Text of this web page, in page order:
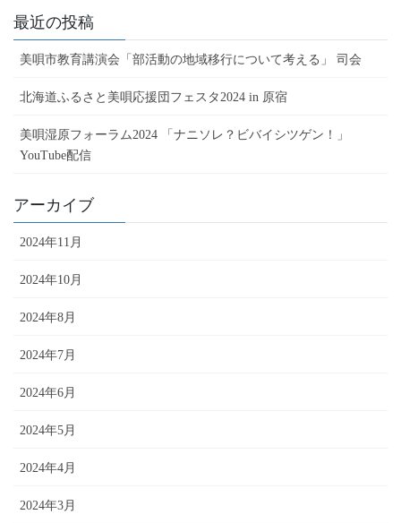
の
ペ
ー
ジ
送
り
ジ
ジ
最近の投稿
美唄市教育講演会「部活動の地域移行について考える」 司会
北海道ふるさと美唄応援団フェスタ2024 in 原宿
美唄湿原フォーラム2024 「ナニソレ？ビバイシツゲン！」
YouTube配信
アーカイブ
2024年11月
2024年10月
2024年8月
2024年7月
2024年6月
2024年5月
2024年4月
2024年3月